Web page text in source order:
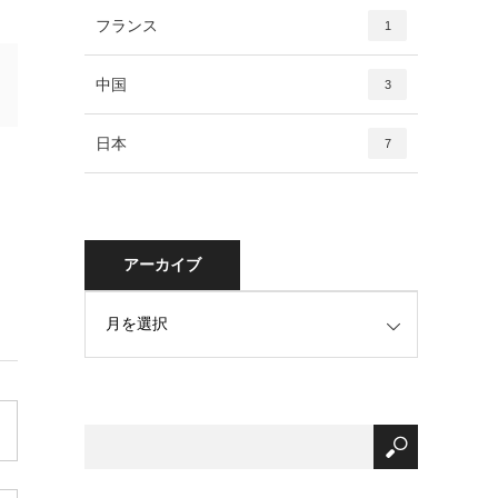
フランス 1
中国 3
日本 7
アーカイブ